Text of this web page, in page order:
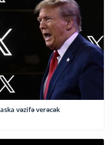
vəzifə verəcək